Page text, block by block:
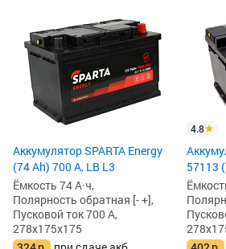
Аккумулятор SPARTA Energy
(74 Ah) 700 А, LB L3
Ёмкость 74 А·ч,
Полярность обратная [- +],
Пусковой ток 700 А,
278x175x175
4.8
57113